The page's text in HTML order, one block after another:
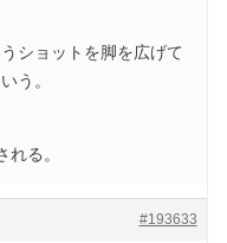
ショットを脚を広げて
う。
る。
#193633